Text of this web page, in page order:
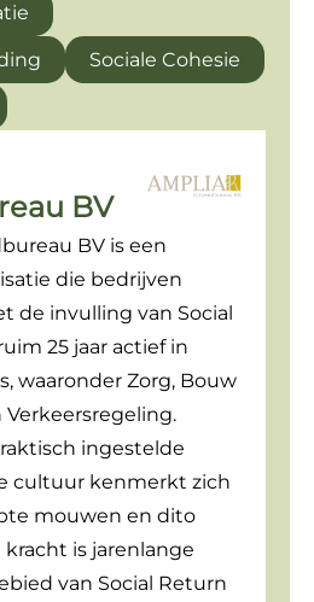
Sociale Cohesie
BV
BV is een
die bedrijven
de invulling van Social
25 jaar actief in
waaronder Zorg, Bouw
Verkeersregeling.
ingestelde
cultuur kenmerkt zich
mouwen en dito
is jarenlange
van Social Return